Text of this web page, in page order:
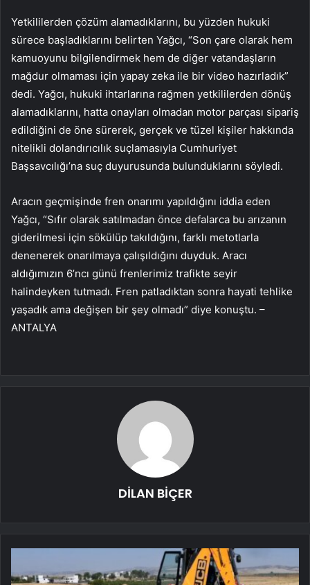
Yetkililerden çözüm alamadıklarını, bu yüzden hukuki
sürece başladıklarını belirten Yağcı, “Son çare olarak hem
kamuoyunu bilgilendirmek hem de diğer vatandaşların
mağdur olmaması için yapay zeka ile bir video hazırladık”
dedi. Yağcı, hukuki ihtarlarına rağmen yetkililerden dönüş
alamadıklarını, hatta onayları olmadan motor parçası sipariş
edildiğini de öne sürerek, gerçek ve tüzel kişiler hakkında
nitelikli dolandırıcılık suçlamasıyla Cumhuriyet
Başsavcılığı’na suç duyurusunda bulunduklarını söyledi.
Aracın geçmişinde fren onarımı yapıldığını iddia eden
Yağcı, “Sıfır olarak satılmadan önce defalarca bu arızanın
giderilmesi için sökülüp takıldığını, farklı metotlarla
denenerek onarılmaya çalışıldığını duyduk. Aracı
aldığımızın 6’ncı günü frenlerimiz trafikte seyir
halindeyken tutmadı. Fren patladıktan sonra hayati tehlike
yaşadık ama değişen bir şey olmadı” diye konuştu. –
ANTALYA
DİLAN BİÇER